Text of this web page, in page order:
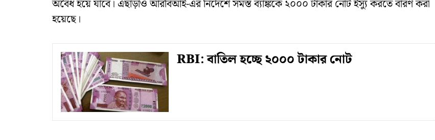
অবৈধ হয়ে যাবে। এছাড়াও আরবিআই-এর নির্দেশে সমস্ত ব্যাঙ্ককে ২০০০ টাকার নোট ইস্যু করতে বারণ করা
হয়েছে।
RBI: বাতিল হচ্ছে ২০০০ টাকার নোট